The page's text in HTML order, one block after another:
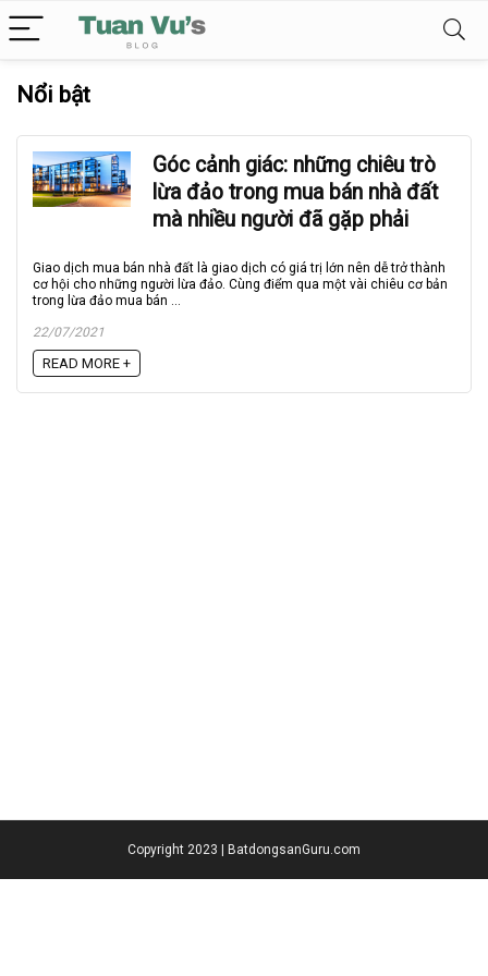
Nổi bật
Góc cảnh giác: những chiêu trò
lừa đảo trong mua bán nhà đất
mà nhiều người đã gặp phải
Giao dịch mua bán nhà đất là giao dịch có giá trị lớn nên dễ trở thành
cơ hội cho những người lừa đảo. Cùng điểm qua một vài chiêu cơ bản
trong lừa đảo mua bán ...
22/07/2021
READ MORE +
Copyright 2023 | BatdongsanGuru.com